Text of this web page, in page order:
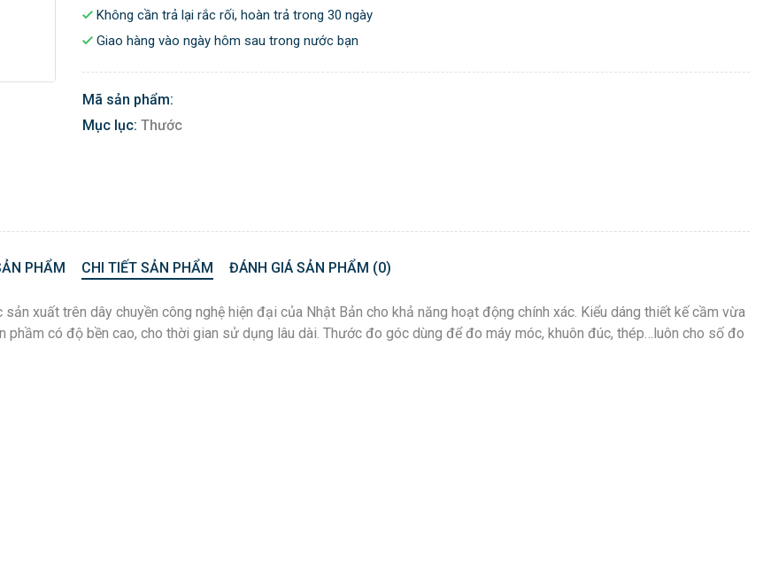
Không cần trả lại rắc rối, hoàn trả trong 30 ngày
Giao hàng vào ngày hôm sau trong nước bạn
Mã sản phẩm:
Mục lục: Thước
PHẨM CHI TIẾT SẢN PHẨM ĐÁNH GIÁ SẢN PHẨM (0)
xuất trên dây chuyền công nghệ hiện đại của Nhật Bản cho khả năng hoạt động chính xác. Kiểu dáng thiết kế cầm vừa
có độ bền cao, cho thời gian sử dụng lâu dài. Thước đo góc dùng để đo máy móc, khuôn đúc, thép…luôn cho số đo